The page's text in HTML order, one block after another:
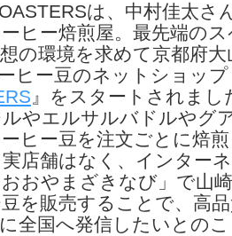
は、中村佳太さ
ヒー焙煎屋。最先端の
の環境を求めて京都府
ヒー豆のネットショップ
』をスタートされまし
やエルサルバドルやグ
ヒー豆を注文ごとに焙
店舗はなく、インター
おやまざきなび」で山
を販売することで、高
全国へ発信したいとの